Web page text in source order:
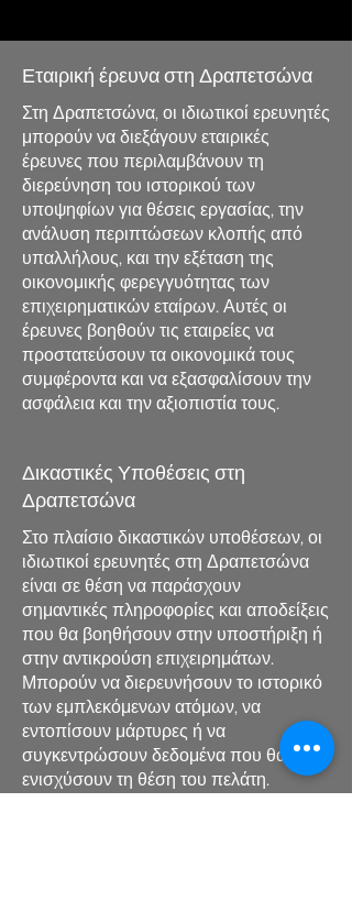
Εταιρική έρευνα στη Δραπετσώνα
Στη Δραπετσώνα, οι ιδιωτικοί ερευνητές
μπορούν να διεξάγουν εταιρικές
έρευνες που περιλαμβάνουν τη
διερεύνηση του ιστορικού των
υποψηφίων για θέσεις εργασίας, την
ανάλυση περιπτώσεων κλοπής από
υπαλλήλους, και την εξέταση της
οικονομικής φερεγγυότητας των
επιχειρηματικών εταίρων. Αυτές οι
έρευνες βοηθούν τις εταιρείες να
προστατεύσουν τα οικονομικά τους
συμφέροντα και να εξασφαλίσουν την
ασφάλεια και την αξιοπιστία τους.
Δικαστικές Υποθέσεις στη
Δραπετσώνα
Στο πλαίσιο δικαστικών υποθέσεων, οι
ιδιωτικοί ερευνητές στη Δραπετσώνα
είναι σε θέση να παράσχουν
σημαντικές πληροφορίες και αποδείξεις
που θα βοηθήσουν στην υποστήριξη ή
στην αντικρούση επιχειρημάτων.
Μπορούν να διερευνήσουν το ιστορικό
των εμπλεκόμενων ατόμων, να
εντοπίσουν μάρτυρες ή να
συγκεντρώσουν δεδομένα που θα
ενισχύσουν τη θέση του πελάτη.